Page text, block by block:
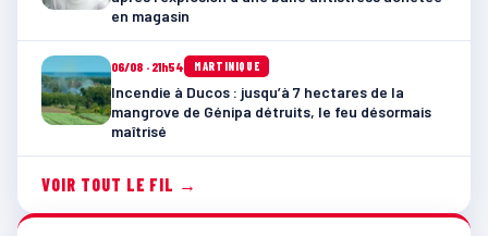
en magasin
06/08 · 21h54 MARTINIQUE
Incendie à Ducos : jusqu’à 7 hectares de la
mangrove de Génipa détruits, le feu désormais
maîtrisé
VOIR TOUT LE FIL →